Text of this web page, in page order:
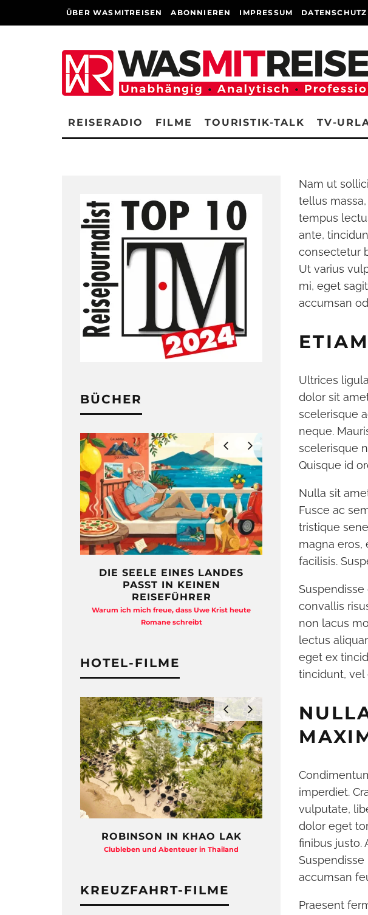
ÜBER WASMITREISEN ABONNIEREN IMPRESSUM DATENSCHUTZ
REISERADIO FILME TOURISTIK-TALK TV-
Nam ut
tellus
tempus
ante,
consectetur
Ut varius
mi, eget
accumsan
Ultrices
dolor sit
scelerisque
neque.
scelerisque
Quisque id
Nulla sit
Fusce ac
tristique
magna eros,
facilisis.
convallis
non lacus
lectus
eget ex
tincidunt, vel
imperdiet.
vulputate,
dolor eget
finibus justo.
accumsan
Praesent
BÜCHER
DIE SEELE EINES LANDES
PASST IN KEINEN
REISEFÜHRER
Warum ich mich freue, dass Uwe Krist heute
Romane schreibt
Anja Kocherscheidts
Aussteiger-
HOTEL-FILME
ROBINSON IN KHAO LAK
Clubleben und Abenteuer in Thailand
HAYMAN
Beton-Beauty am
KREUZFAHRT-FILME